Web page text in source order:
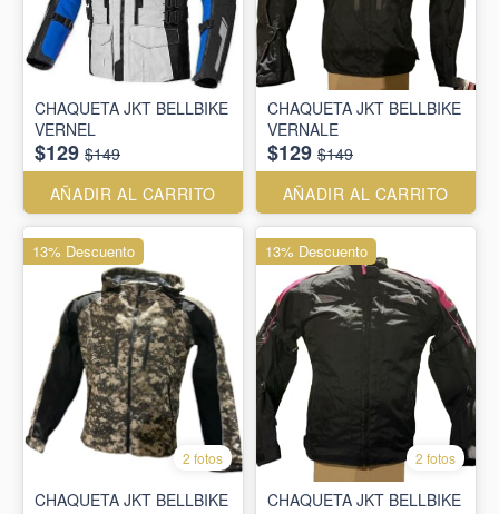
CHAQUETA JKT BELLBIKE
VERNEL
$129 $149
AÑADIR AL CARRITO
CHAQUETA JKT BELLBIKE
VERNALE
$129 $149
AÑADIR AL CARRITO
2 fotos
CHAQUETA JKT BELLBIKE
13% Descuento
2 fotos
CHAQUETA JKT BELLBIKE
13% Descuento